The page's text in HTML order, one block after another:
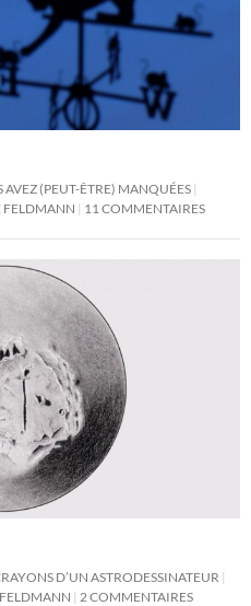
(PEUT-ÊTRE) MANQUÉES
FELDMANN 11 COMMENTAIRES
D’UN ASTRODESSINATEUR
2 COMMENTAIRES